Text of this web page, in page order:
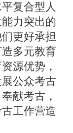
复合型人
力突出的
更好承担
多元教育
源优势，
公众考古
献考古，
工作营造